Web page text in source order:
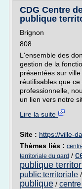
CDG Centre
publique
Brignon
808
L'ensemble des
gestion de la
présentées sur
réutilisables que
professionnelle,
un lien vers notre
Lire la suite
Site : https://ville-
Thèmes liés :
territoriale du gard /
publique
public territoriale /
publique /